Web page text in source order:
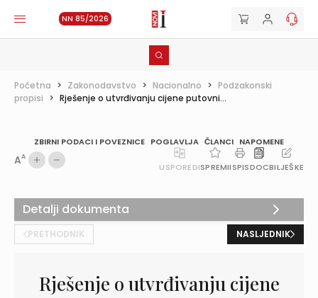
NN 85/2026
Početna > Zakonodavstvo > Nacionalno > Podzakonski
propisi > Rješenje o utvrđivanju cijene putovni...
ZBIRNI PODACI I POVEZNICE POGLAVLJA ČLANCI NAPOMENE
AA
USPOREDISPREMIISPISDOCBILJEŠKE
PRETHODNIK NASLJEDNIK
Rješenje o utvrđivanju cijene
Detalji dokumenta